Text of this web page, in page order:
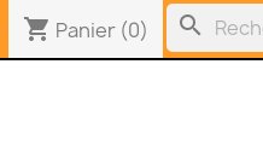
shopping_cart Panier (0) search